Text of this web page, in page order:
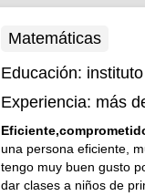
Matemáticas
Educación:
Experiencia: más
una persona eficiente,
tengo muy buen gusto
dar clases a niños de